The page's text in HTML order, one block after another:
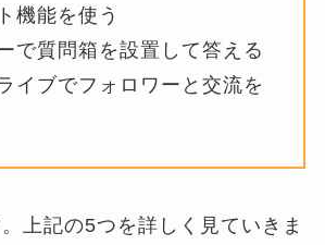
機能を使う
で質問箱を設置して答える
イブでフォロワーと交流を
上記の5つを詳しく見ていきま